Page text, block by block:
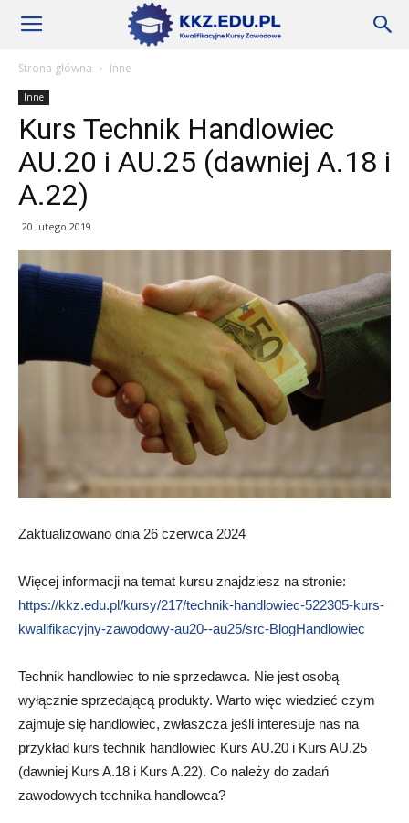
Szkoły
KKZ
Aktualności
Strona główna Inne
Inne
Kurs Technik Handlowiec
AU.20 i AU.25 (dawniej A.18 i
A.22)
20 lutego 2019
Zaktualizowano dnia 26 czerwca 2024
Więcej informacji na temat kursu znajdziesz na stronie:
https://kkz.edu.pl/kursy/217/technik-handlowiec-522305-kurs-
kwalifikacyjny-zawodowy-au20--au25/src-BlogHandlowiec
Technik handlowiec to nie sprzedawca. Nie jest osobą
wyłącznie sprzedającą produkty. Warto więc wiedzieć czym
zajmuje się handlowiec, zwłaszcza jeśli interesuje nas na
przykład kurs technik handlowiec Kurs AU.20 i Kurs AU.25
(dawniej Kurs A.18 i Kurs A.22). Co należy do zadań
zawodowych technika handlowca?